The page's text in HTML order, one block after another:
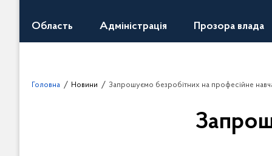
Область Адміністрація Прозора влада
Головна Новини Запрошуємо безробітних на професійне